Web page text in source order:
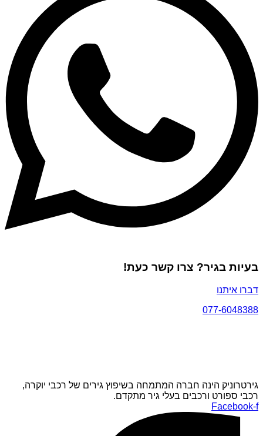
בעיות בגיר? צרו קשר כעת!
דברו איתנו
077-6048388
גירטרוניק הינה חברה המתמחה בשיפוץ גירים של רכבי יוקרה,
רכבי ספורט ורכבים בעלי גיר מתקדם.
Facebook-f